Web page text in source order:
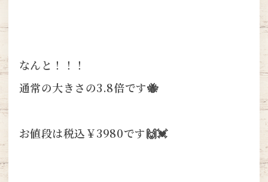
なんと！！！
通常の大きさの3.8倍です🐝
お値段は税込￥3980です🙌💓